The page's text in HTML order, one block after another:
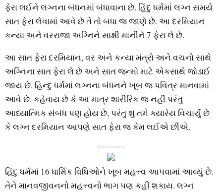
ફેરા લઈને લગ્નના બંધનમાં બંધાવાના છે. હિંદુ ધર્મમાં લગ્ન સમયે
સાત ફેરા લેવામાં આવે છે તે તો બધા જ જાણે છે. આ દરમિયાન
કન્યા અને વરરાજા અગ્નિને સાક્ષી માનીને 7 ફેરા લે છે.
આ સાત ફેરા દરમિયાન, વર અને કન્યા મંત્રો અને વચનો સાથે
અગ્નિના સાત ફેરા લે છે અને સાત જન્મો માટે એકસાથે જોડાઈ
જાય છે. હિન્દુ ધર્મમાં લગ્નના બંધનને ખૂબ જ પવિત્ર માનવામાં
આવે છે. કહેવાય છે કે આ માત્ર શારીરિક જ નહીં પરંતુ
આધ્યાત્મિક સંબંધ પણ હોય છે, પરંતુ શું તમે ક્યારેય વિચાર્યું છે
કે લગ્ન દરમિયાન આપણે સાત ફેરા જ કેમ લઈએ છીએ.
Advertisement
હિંદુ ધર્મમાં 16 ધાર્મિક વિધિઓને ખૂબ મહત્ત્વ આપવામાં આવ્યું છે.
તેને માનવજીવનનો મહત્ત્વનો ભાગ પણ કહી શકાય. લગ્ન